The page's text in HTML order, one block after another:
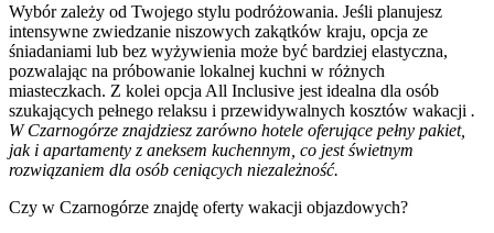
Wybór zależy od Twojego stylu podróżowania. Jeśli planujesz
intensywne zwiedzanie niszowych zakątków kraju, opcja ze
śniadaniami lub bez wyżywienia może być bardziej elastyczna,
pozwalając na próbowanie lokalnej kuchni w różnych
miasteczkach. Z kolei opcja All Inclusive jest idealna dla osób
szukających pełnego relaksu i przewidywalnych kosztów wakacji .
W Czarnogórze znajdziesz zarówno hotele oferujące pełny pakiet,
jak i apartamenty z aneksem kuchennym, co jest świetnym
rozwiązaniem dla osób ceniących niezależność.
Czy w Czarnogórze znajdę oferty wakacji objazdowych?